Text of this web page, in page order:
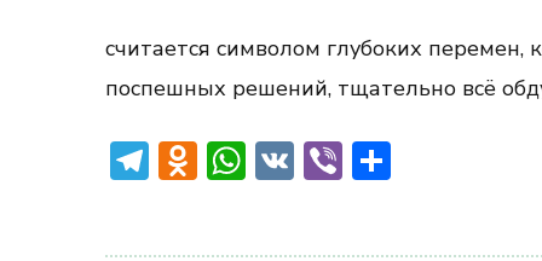
считается символом глубоких перемен,
поспешных решений, тщательно всё
Telegram
Odnoklassniki
WhatsApp
VKViber